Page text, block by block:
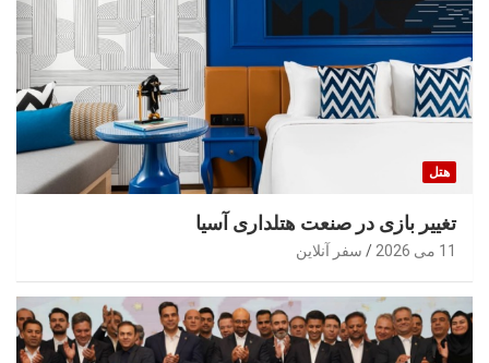
هتل
تغییر بازی در صنعت هتلداری آسیا
11 می 2026 سفر آنلاین